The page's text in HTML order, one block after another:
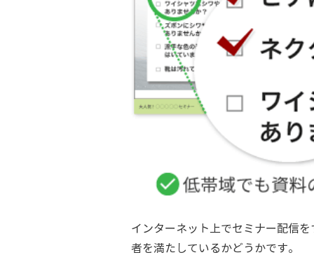
インターネット上でセミナー配信
者を満たしているかどうかです。